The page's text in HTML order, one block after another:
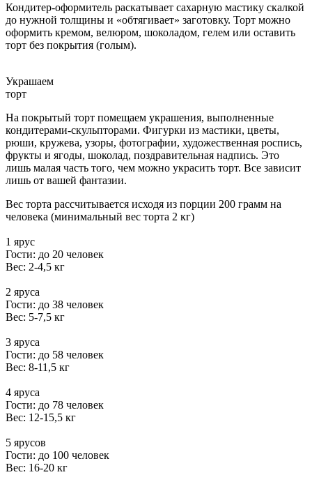
Кондитер-оформитель раскатывает сахарную мастику скалкой
до нужной толщины и «обтягивает» заготовку. Торт можно
оформить кремом, велюром, шоколадом, гелем или оставить
торт без покрытия (голым).
Украшаем
торт
На покрытый торт помещаем украшения, выполненные
кондитерами-скульпторами. Фигурки из мастики, цветы,
рюши, кружева, узоры, фотографии, художественная роспись,
фрукты и ягоды, шоколад, поздравительная надпись. Это
лишь малая часть того, чем можно украсить торт. Все зависит
лишь от вашей фантазии.
Вес торта рассчитывается исходя из порции 200 грамм на
человека (минимальный вес торта 2 кг)
1 ярус
Гости: до 20 человек
Вес: 2-4,5 кг
2 яруса
Гости: до 38 человек
Вес: 5-7,5 кг
3 яруса
Гости: до 58 человек
Вес: 8-11,5 кг
4 яруса
Гости: до 78 человек
Вес: 12-15,5 кг
5 ярусов
Гости: до 100 человек
Вес: 16-20 кг